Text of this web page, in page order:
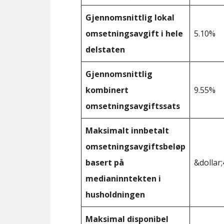
Gjennomsnittlig lokal
omsetningsavgift i hele
delstaten
5.10%
Gjennomsnittlig
kombinert
omsetningsavgiftssats
9.55%
Maksimalt innbetalt
omsetningsavgiftsbeløp
basert på
medianinntekten i
husholdningen
Maksimal disponibel